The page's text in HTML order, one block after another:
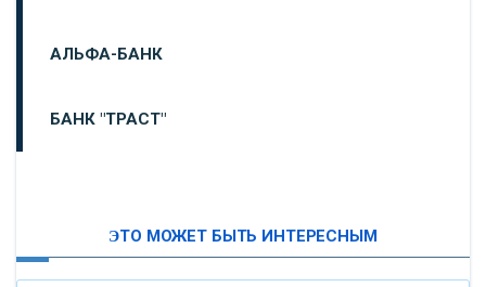
АЛЬФА-БАНК
БАНК "ТРАСТ"
ЭТО МОЖЕТ БЫТЬ ИНТЕРЕСНЫМ